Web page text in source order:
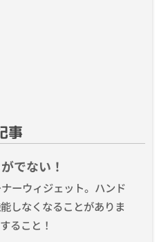
事
でない！
ーウィジェット。ハンド
しなくなることがありま
ること！